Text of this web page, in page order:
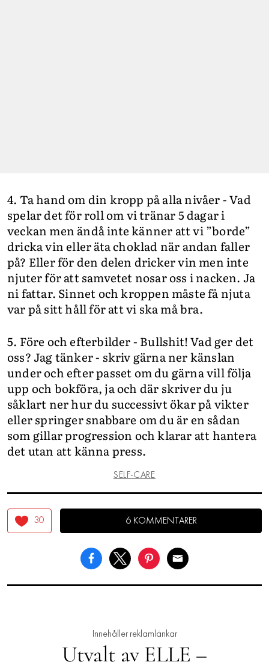
4. Ta hand om din kropp på alla nivåer - Vad
spelar det för roll om vi tränar 5 dagar i
veckan men ändå inte känner att vi ”borde”
dricka vin eller äta choklad när andan faller
på? Eller för den delen dricker vin men inte
njuter för att samvetet nosar oss i nacken. Ja
ni fattar. Sinnet och kroppen måste få njuta
var på sitt håll för att vi ska må bra.
5. Före och efterbilder - Bullshit! Vad ger det
oss? Jag tänker - skriv gärna ner känslan
under och efter passet om du gärna vill följa
upp och bokföra, ja och där skriver du ju
såklart ner hur du successivt ökar på vikter
eller springer snabbare om du är en sådan
som gillar progression och klarar att hantera
det utan att känna press.
SELF-CARE
30 6 KOMMENTARER
Innehåller reklamlänkar
Utvalt av ELLE –